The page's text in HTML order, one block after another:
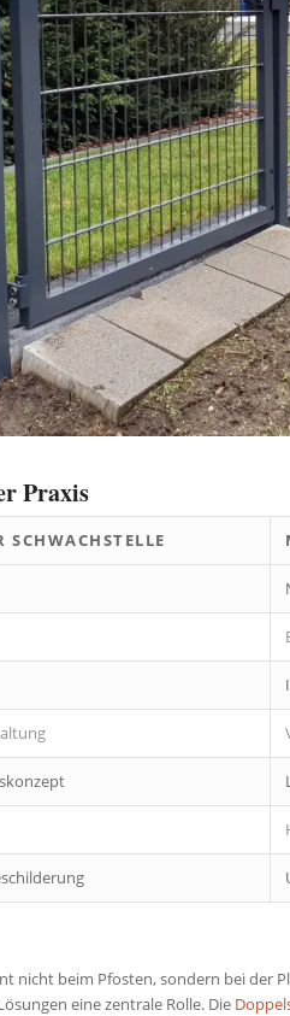
Praxis
SCHWACHSTELLE
nicht beim Pfosten, sondern bei der
eine zentrale Rolle. Die